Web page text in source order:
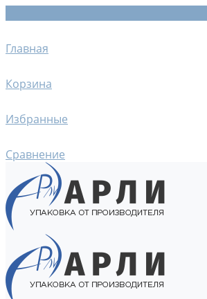
Главная
Корзина
Избранные
Сравнение